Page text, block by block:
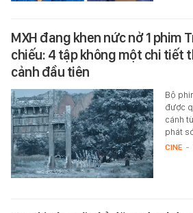
MXH đang khen nức nở 1 phim
chiếu: 4 tập không một chi tiết
cảnh đầu tiên
Bộ
được
cánh
phát
CINE -